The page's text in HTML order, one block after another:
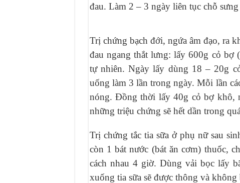
đau. Làm 2 – 3 ngày liên tục chỗ
Trị chứng bạch đới, ngứa âm đạo, ra
đau ngang thắt lưng: lấy 600g cỏ bợ
tự nhiên. Ngày lấy dùng 18 – 20g
uống làm 3 lần trong ngày. Mỗi lần
nóng. Đồng thời lấy 40g cỏ bợ khô,
những triệu chứng sẽ hết dần trong
Trị chứng tắc tia sữa ở phụ nữ sau
còn 1 bát nước (bát ăn cơm) thuốc,
cách nhau 4 giờ. Dùng vải bọc lấy
xuống tia sữa sẽ được thông và không